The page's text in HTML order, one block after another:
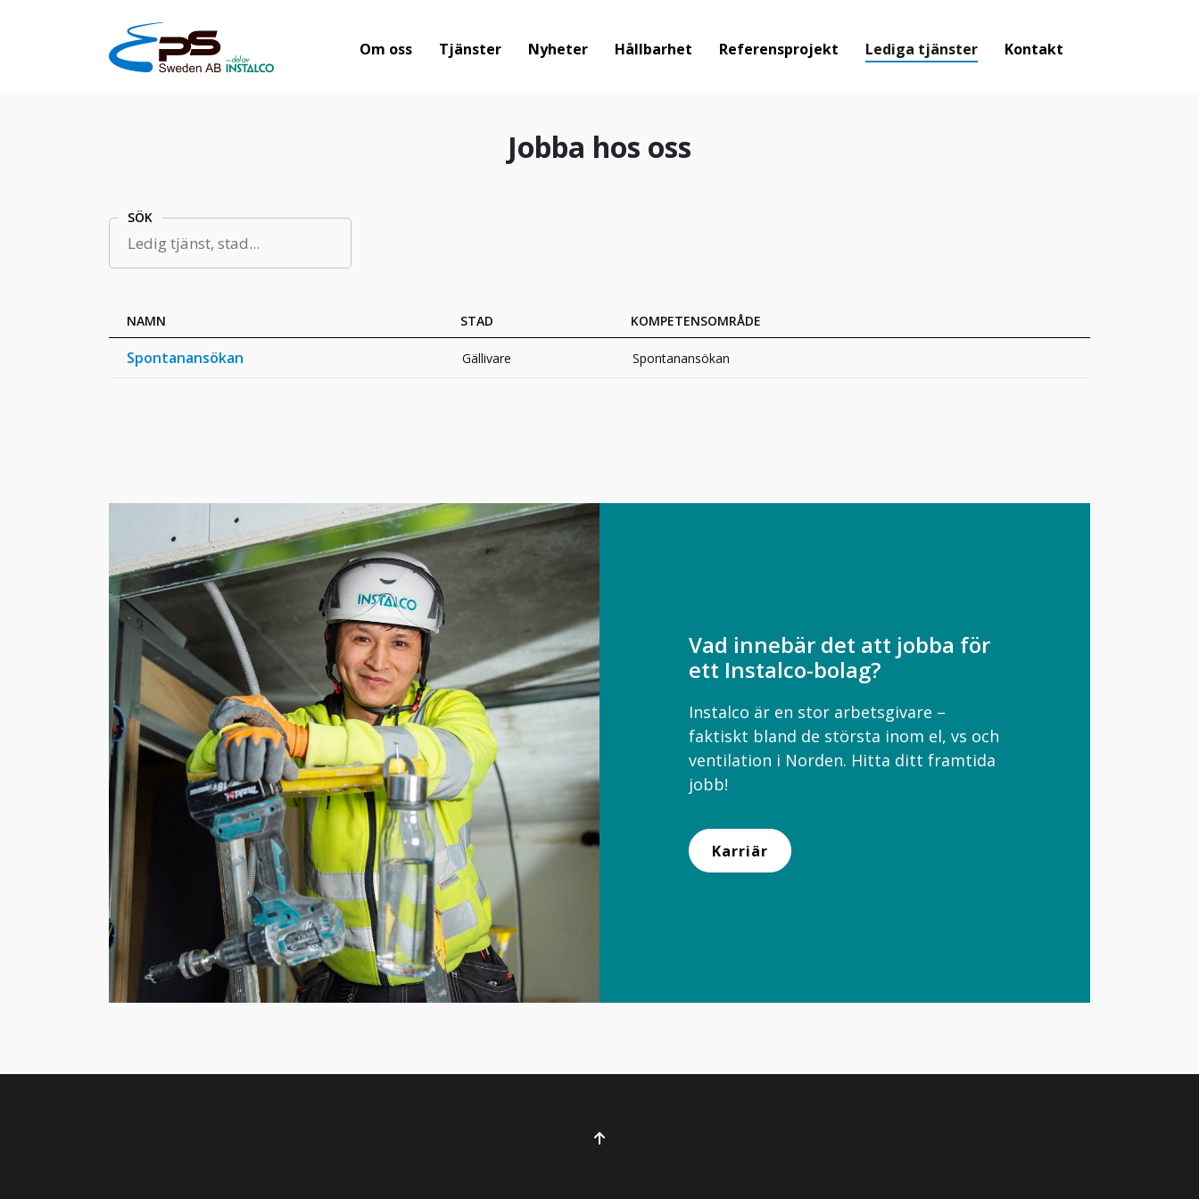
Om oss Tjänster Nyheter Hållbarhet Referensprojekt Lediga tjänster Kontakt
Jobba hos oss
SÖK
NAMN STAD KOMPETENSOMRÅDE
Spontanansökan Gällivare Spontanansökan
Vad innebär det att jobba för
ett Instalco-bolag?
Instalco är en stor arbetsgivare –
faktiskt bland de största inom el, vs och
ventilation i Norden. Hitta ditt framtida
jobb!
Karriär